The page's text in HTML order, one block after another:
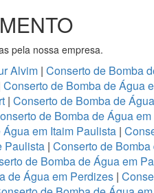
pela nossa empresa.
Alvim | Conserto de Bomba
Conserto de Bomba de Água
| Conserto de Bomba de
de Bomba de Água
em Itaim Paulista |
Paulista | Conserto de
de Bomba de Água em
de Água em Perdizes |